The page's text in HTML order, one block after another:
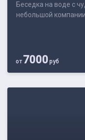
Беседка на воде с
небольшой компании
от7000 руб